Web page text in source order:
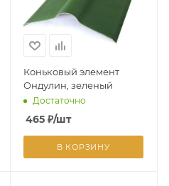
Коньковый элемент
Ондулин, зеленый
Достаточно
465₽/шт
В КОРЗИНУ